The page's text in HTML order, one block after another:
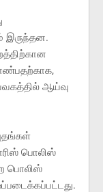
இருந்தன.
ஆய்வு
பொலிஸ்
பொலிஸ்